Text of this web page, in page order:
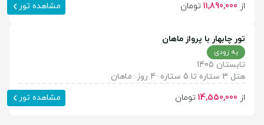
از 11,890,000 تومان مشاهده تور
تور چابهار با پرواز ماهان
به زودی
تابستان 1405
هتل 3 ستاره تا 5 ستاره
4 روز
ماهان
از 14,550,000 تومان مشاهده تور